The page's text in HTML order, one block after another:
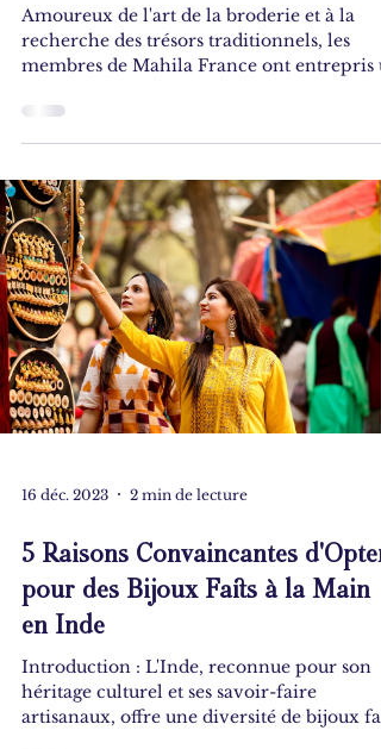
Amoureux de l'art de la broderie et à la
recherche des trésors traditionnels, les
membres de Mahila France ont entrepris
16 déc. 2023 2 min de lecture
5 Raisons Convaincantes d'Opter
pour des Bijoux Faits à la Main
en Inde
Introduction : L'Inde, reconnue pour son
héritage culturel et ses savoir-faire
artisanaux, offre une diversité de bijoux